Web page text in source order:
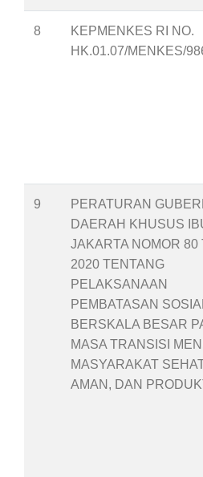
8
KEPMENKES RI NO.
HK.01.07/MENKES/
9
PERATURAN
DAERAH KHUSUS
JAKARTA NOMOR 80
2020 TENTANG
PELAKSANAAN
PEMBATASAN
BERSKALA BESAR
MASA TRANSISI
MASYARAKAT
AMAN, DAN